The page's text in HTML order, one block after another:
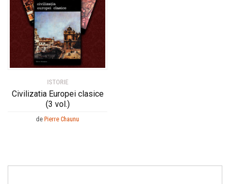
ISTORIE
Civilizatia Europei clasice
(3 vol.)
de Pierre Chaunu